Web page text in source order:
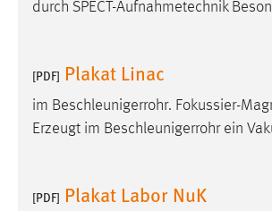
durch SPECT-Aufnahmetechnik
[PDF] Plakat Linac
im Beschleunigerrohr. Fokussier-
Erzeugt im Beschleunigerrohr ein
[PDF] Plakat Labor NuK
Name: _pk_ref, _pk_cvar,
Cookie Laufzeit: Max. 13 Monate
verwendet, um personalisierte